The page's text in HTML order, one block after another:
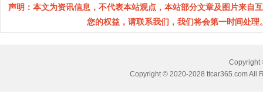
声明：本文为资讯信息，不代表本站观点，本站部分文章及图片来自
您的权益，请联系我们，我们将会第一时间处
Copyright
Copyright © 2020-2028 ttcar365.com All